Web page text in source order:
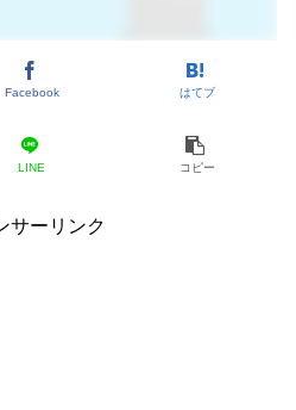
Facebook はてブ
LINE コピー
サーリンク